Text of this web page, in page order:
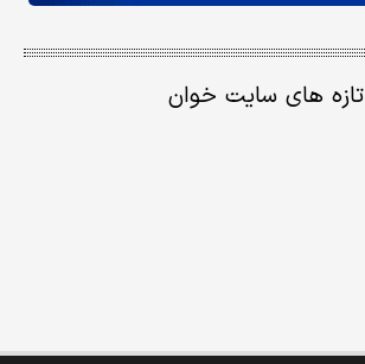
تازه های سایت خوان